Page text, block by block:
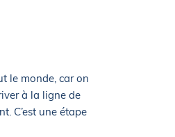
le monde, car on
à la ligne de
C’est une étape